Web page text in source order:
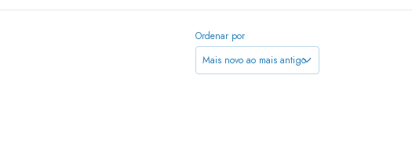
Ordenar por